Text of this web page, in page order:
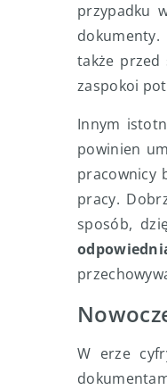
przypadku
także przed
zaspokoi
Innym
powinien
pracownicy
pracy.
sposób,
W erze